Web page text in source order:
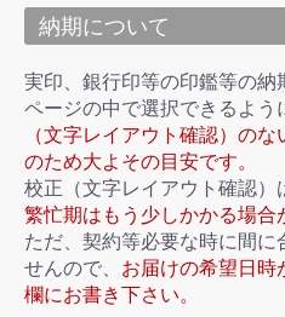
納期について
実印、銀行印等の印鑑等の
ページの中で選択できるよう
（文字レイアウト確認）の
のため大よその目安です。
校正（文字レイアウト確認）
繁忙期はもう少しかかる場合
ただ、契約等必要な時に間に
せんので、 お届けの希望日時
欄にお書き下さい。